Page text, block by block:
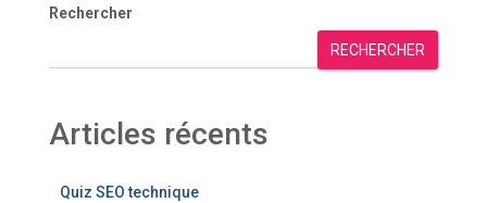
Rechercher
RECHERCHER
Articles récents
Quiz SEO technique